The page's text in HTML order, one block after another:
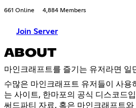
661 Online 4,884 Members
Join Server
ABOUT
마인크래프트를 즐기는 유저라면 일
수많은 마인크래프트 유저들이 사용
는 사이트, 한마포의 공식 디스코드
써드파티 자료, 혹은 마인크래프트